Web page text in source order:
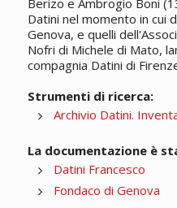
Berizo e Ambrogio Boni
Datini nel momento in cui
Genova, e quelli
Nofri di Michele di Mato,
compagnia Datini di
Strumenti di ricerca:
Archivio Datini.
La documentazione è
Datini Francesco
Fondaco di Genova